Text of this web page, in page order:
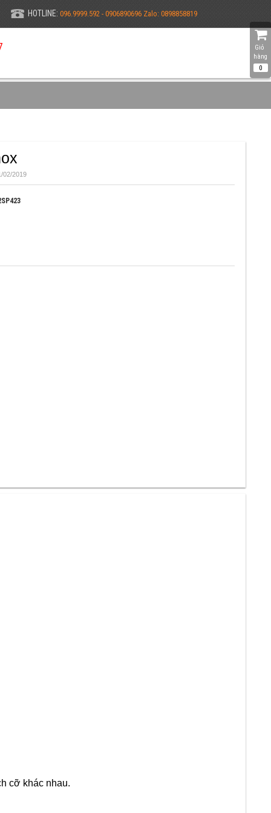
HOTLINE: 096.9999.592 - 0906890696 Zalo: 0898858819
02/2019
cỡ khác nhau.
Giỏ
hàng
0